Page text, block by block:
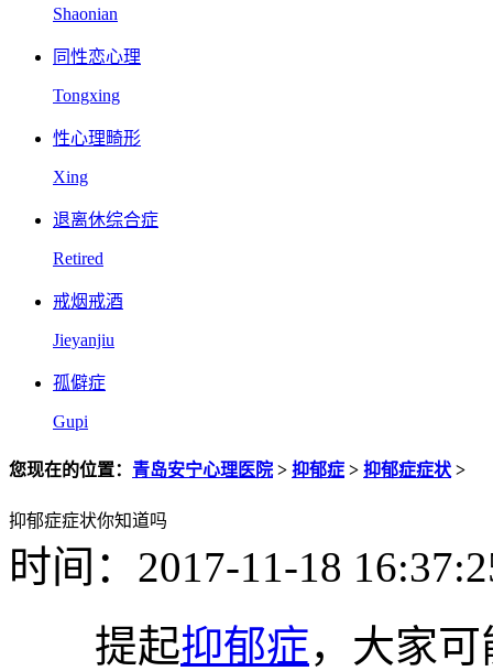
Shaonian
同性恋心理
Tongxing
性心理畸形
Xing
退离休综合症
Retired
戒烟戒酒
Jieyanjiu
孤僻症
Gupi
您现在的位置： 青岛安宁心理医院 > 抑郁症 > 抑郁症症状 >
抑郁症症状你知道吗
时间：2017-11-18
提起抑郁症，大家